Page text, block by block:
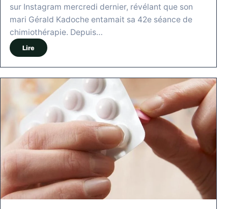
sur Instagram mercredi dernier, révélant que son
mari Gérald Kadoche entamait sa 42e séance de
chimiothérapie. Depuis…
Lire